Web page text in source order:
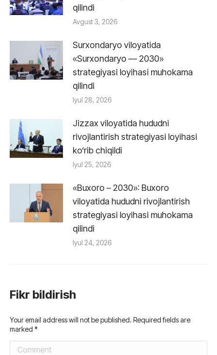
qilindi
Avgust 3, 2026
Surxondaryo viloyatida
«Surxondaryo — 2030»
strategiyasi loyihasi muhokama
qilindi
Iyul 28, 2026
Jizzax viloyatida hududni
rivojlantirish strategiyasi loyihasi
ko‘rib chiqildi
Iyul 25, 2026
«Buxoro – 2030»: Buxoro
viloyatida hududni rivojlantirish
strategiyasi loyihasi muhokama
qilindi
Iyul 24, 2026
Fikr bildirish
Your email address will not be published. Required fields are
marked *
Comment